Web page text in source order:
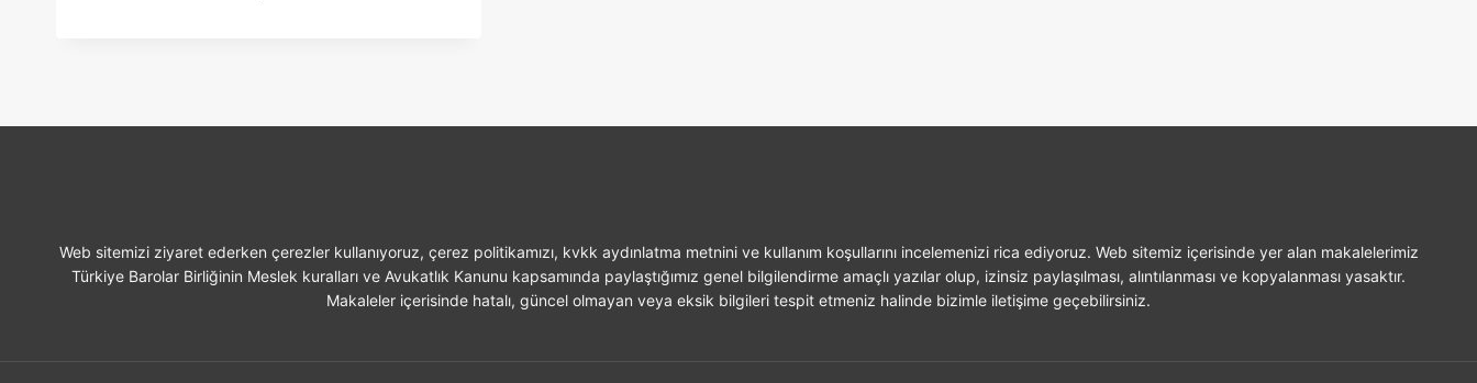
Web sitemizi ziyaret ederken çerezler kullanıyoruz, çerez politikamızı, kvkk aydınlatma metnini ve kullanım koşullarını incelemenizi rica ediyoruz. Web sitemiz içerisinde yer alan makalelerimiz
Türkiye Barolar Birliğinin Meslek kuralları ve Avukatlık Kanunu kapsamında paylaştığımız genel bilgilendirme amaçlı yazılar olup, izinsiz paylaşılması, alıntılanması ve kopyalanması yasaktır.
Makaleler içerisinde hatalı, güncel olmayan veya eksik bilgileri tespit etmeniz halinde bizimle iletişime geçebilirsiniz.